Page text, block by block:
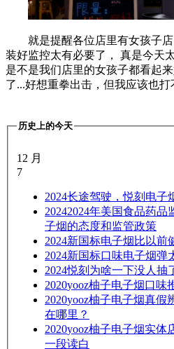
就是提醒各位店里有女孩子
装好监控太有必要了， 真是今天
是不是我们店里的女孩子都看起
了...好想重拳出击，但我应该也打
历史上的今天
12 月
7
2024长途驾驶，悦刻电子
20242024年美国食品药品
子烟的态度和监管政策
2024新国标电子烟比以前
2024新国标口味电子烟弹
2024悦刻为啥一下没人抽
2020yooz柚子电子烟口味
2020yooz柚子电子烟真假
在哪里？
2020yooz柚子电子烟实体
一段读白